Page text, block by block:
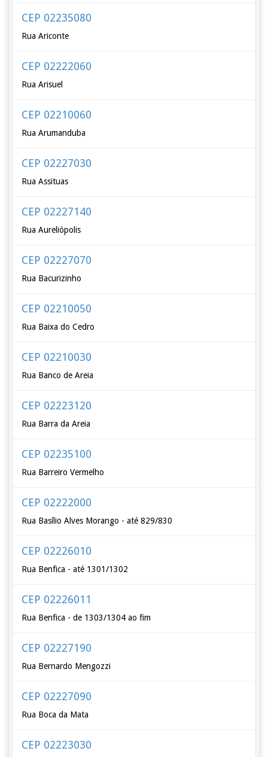
CEP 02235080
Rua Ariconte
CEP 02222060
Rua Arisuel
CEP 02210060
Rua Arumanduba
CEP 02227030
Rua Assituas
CEP 02227140
Rua Aureliópolis
CEP 02227070
Rua Bacurizinho
CEP 02210050
Rua Baixa do Cedro
CEP 02210030
Rua Banco de Areia
CEP 02223120
Rua Barra da Areia
CEP 02235100
Rua Barreiro Vermelho
CEP 02222000
Rua Basílio Alves Morango - até 829/830
CEP 02226010
Rua Benfica - até 1301/1302
CEP 02226011
Rua Benfica - de 1303/1304 ao fim
CEP 02227190
Rua Bernardo Mengozzi
CEP 02227090
Rua Boca da Mata
CEP 02223030